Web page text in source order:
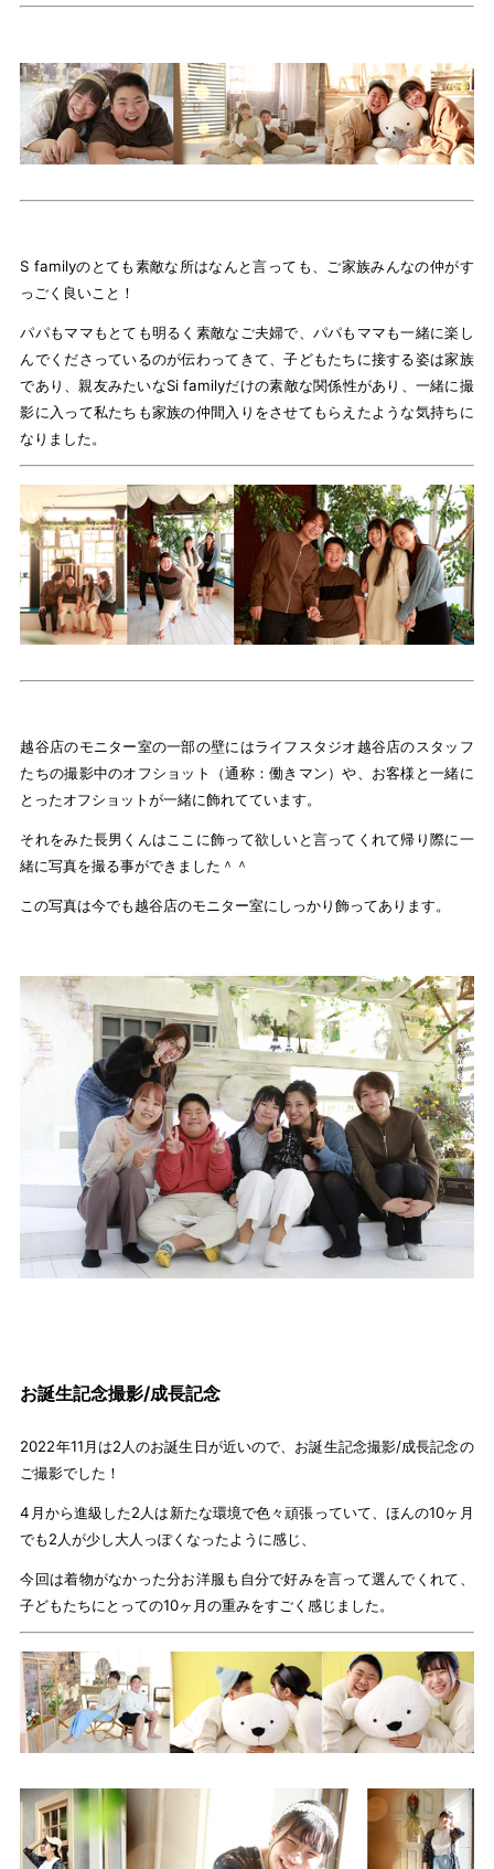
S familyのとても素敵な所はなんと言っても、ご家族みんなの仲がす
っごく良いこと！
パパもママもとても明るく素敵なご夫婦で、パパもママも一緒に楽し
んでくださっているのが伝わってきて、子どもたちに接する姿は家族
であり、親友みたいなSi familyだけの素敵な関係性があり、一緒に撮
影に入って私たちも家族の仲間入りをさせてもらえたような気持ちに
なりました。
越谷店のモニター室の一部の壁にはライフスタジオ越谷店のスタッフ
たちの撮影中のオフショット（通称：働きマン）や、お客様と一緒に
とったオフショットが一緒に飾れてています。
それをみた長男くんはここに飾って欲しいと言ってくれて帰り際に一
緒に写真を撮る事ができました＾＾
この写真は今でも越谷店のモニター室にしっかり飾ってあります。
お誕生記念撮影/成長記念
2022年11月は2人のお誕生日が近いので、お誕生記念撮影/成長記念の
ご撮影でした！
4月から進級した2人は新たな環境で色々頑張っていて、ほんの10ヶ月
でも2人が少し大人っぽくなったように感じ、
今回は着物がなかった分お洋服も自分で好みを言って選んでくれて、
子どもたちにとっての10ヶ月の重みをすごく感じました。